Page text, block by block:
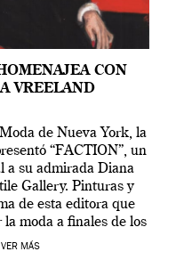
CON
VREELAND
de Nueva York, la
“FACTION”, un
a su admirada Diana
Gallery. Pinturas y
de esta editora que
moda a finales de los
[…]
VER MÁS